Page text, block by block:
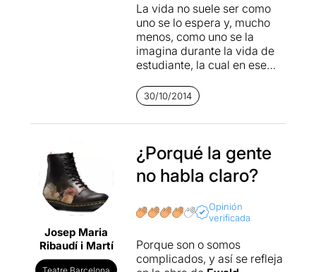
La vida no suele ser como
uno se lo espera y, mucho
menos, como uno se la
imagina durante la vida de
estudiante, la cual en ese
llegado a un clímax que
perdurará para siempre. En
este sentido, los tres
evidencian un presente
mostrado de forma cruda
que no les acaba de llenar y
sienten atrapados y que
parece no tener espacio
esta forma, una tempestad
de sentimientos y
30/10/2014
Josep Maria
Ribaudí i Martí
¿Porqué la gente
no habla claro?
Opinión
verificada
Porque son o somos
complicados, y así se refleja